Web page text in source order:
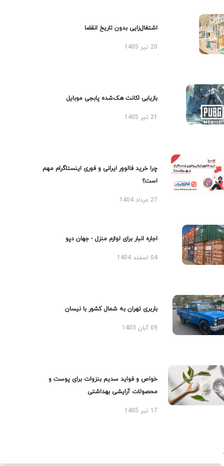
اشتغال‌زایی بدون تاریخ انقضا
20 تیر 1405
بازیابی اکانت هک‌شده پابجی موبایل
چرا خرید فالوور ایرانی و فوری اینستاگرام مهم
است؟
27 مرداد 1404
اجاره انبار برای لوازم منزل - جهان دپو
04 اسفند 1404
باربری تهران به شمال کشور با نیسان
09 آبان 1403
خواص و فواید سدیم بنزوات برای پوست و
محصولات آرایشی بهداشتی
17 تیر 1405